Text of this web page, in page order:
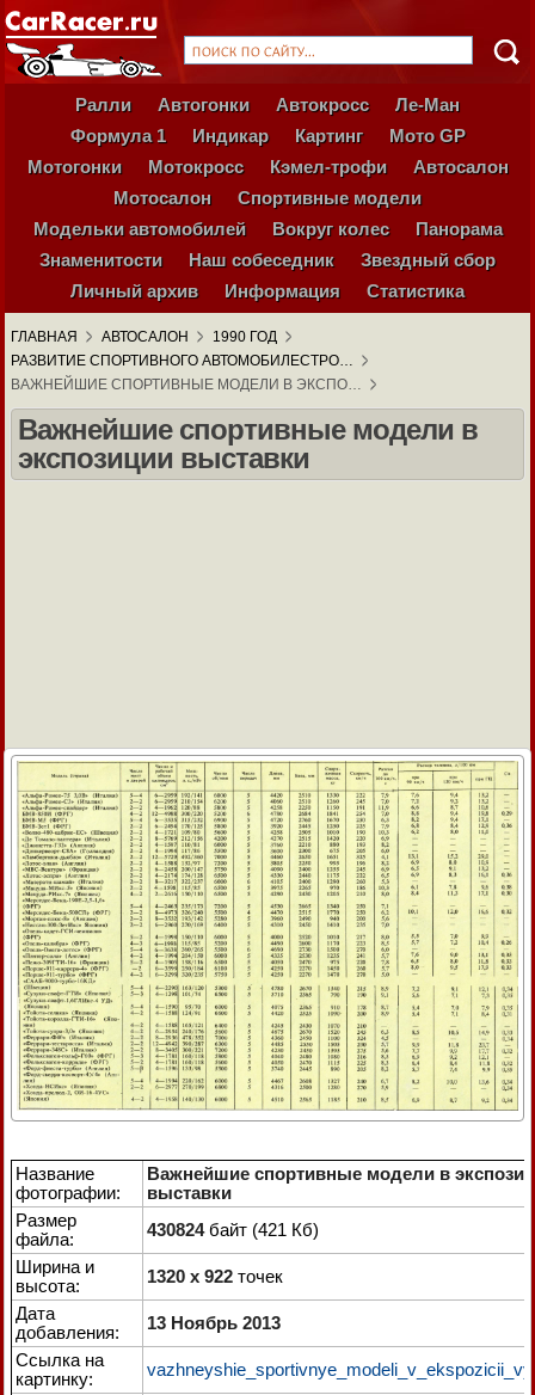
Ралли Автогонки Автокросс
Ле-Ман
Формула 1
Индикар Картинг
Мото GP
Мотогонки
Мотокросс Кэмел-трофи
Автосалон
Мотосалон
Спортивные модели
Модельки автомобилей
Вокруг колес
Панорама
Знаменитости
Наш собеседник
Звездный сбор
Личный архив
Информация Статистика
ГЛАВНАЯ АВТОСАЛОН
1990 ГОД
РАЗВИТИЕ СПОРТИВНОГО АВТОМОБИЛЕСТРО…
ВАЖНЕЙШИЕ СПОРТИВНЫЕ МОДЕЛИ В ЭКСПО…
Важнейшие спортивные модели в
экспозиции выставки
Название
фотографии:
Важнейшие спортивные модели в
выставки
Размер
файла:
430824байт (421 Кб)
Ширина и
высота:
1320 x 922 точек
Дата
добавления:
13 Ноябрь 2013
Ссылка на
картинку: